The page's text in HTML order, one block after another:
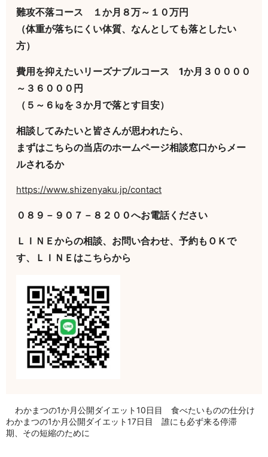
難攻不落コース １か月８万～１０万円
（体重が落ちにくい体質、なんとしても落としたい
方）
費用を抑えたいリーズナブルコース 1か月３００００
～３６０００円
（５～６㎏を３か月で落とす目安）
相談してみたいと皆さんが思われたら、
まずはこちらの当店のホームページ相談窓口からメー
ルされるか
https://www.shizenyaku.jp/contact
０８９－９０７－８２００へお電話ください
ＬＩＮＥからの相談、お問い合わせ、予約もＯＫで
す、ＬＩＮＥはこちらから
わかまつの1か月公開ダイエット10日目 食べたいものの仕分け
わかまつの1か月公開ダイエット17日目 誰にも必ず来る停滞
期、その短縮のために